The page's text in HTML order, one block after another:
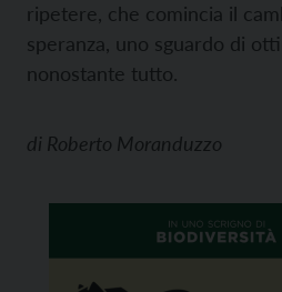
ripetere, che comincia il
speranza, uno sguardo di
nonostante tutto.
di Roberto Moranduzzo